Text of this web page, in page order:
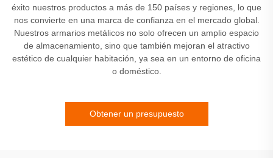
éxito nuestros productos a más de 150 países y regiones, lo que
nos convierte en una marca de confianza en el mercado global.
Nuestros armarios metálicos no solo ofrecen un amplio espacio
de almacenamiento, sino que también mejoran el atractivo
estético de cualquier habitación, ya sea en un entorno de oficina
o doméstico.
Obtener un presupuesto